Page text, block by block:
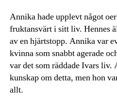
Annika hade upplevt något
fruktansvärt i sitt liv. Hennes
av en hjärtstopp. Annika var
kvinna som snabbt agerade
var det som räddade Ivars liv.
kunskap om detta, men hon
allt.